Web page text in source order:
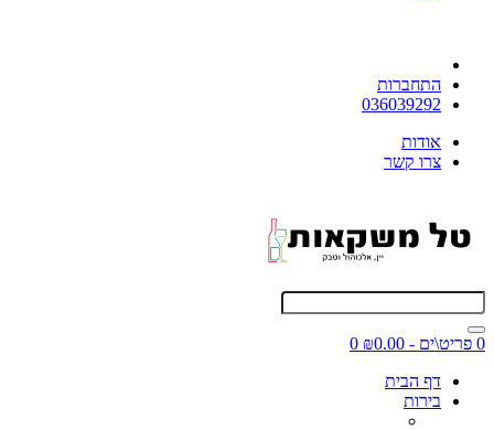
התחברות
036039292
אודות
צרו קשר
0 פריט\ים - ₪0.00
0
דף הבית
בירות